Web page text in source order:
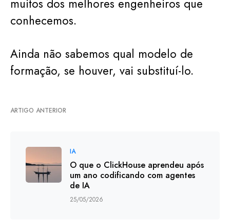
muitos dos melhores engenheiros que
conhecemos.
Ainda não sabemos qual modelo de
formação, se houver, vai substituí-lo.
ARTIGO ANTERIOR
IA
O que o ClickHouse aprendeu após
um ano codificando com agentes
de IA
25/05/2026